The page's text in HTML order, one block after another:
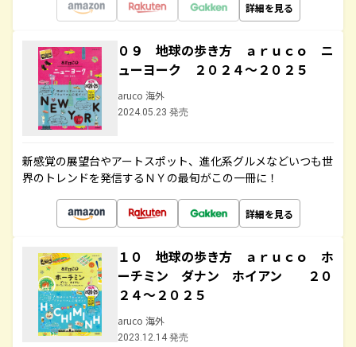
詳細を見る
０９ 地球の歩き方 ａｒｕｃｏ ニ
ューヨーク ２０２４～２０２５
aruco 海外
2024.05.23 発売
新感覚の展望台やアートスポット、進化系グルメなどいつも世
界のトレンドを発信するＮＹの最旬がこの一冊に！
詳細を見る
１０ 地球の歩き方 ａｒｕｃｏ ホ
ーチミン ダナン ホイアン ２０
２４～２０２５
aruco 海外
2023.12.14 発売